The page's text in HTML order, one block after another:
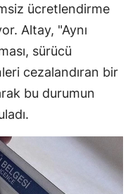
ücretlendirme
Altay, "Aynı
sürücü
cezalandıran bir
bu durumun